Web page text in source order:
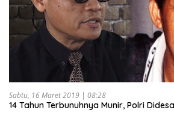
Sabtu, 16 Maret 2019 | 08:28
14 Tahun Terbunuhnya Munir, Polri